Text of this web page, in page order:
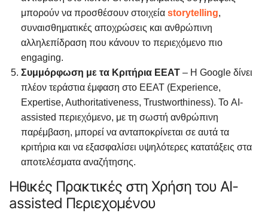
μπορούν να προσθέσουν στοιχεία storytelling,
συναισθηματικές αποχρώσεις και ανθρώπινη
αλληλεπίδραση που κάνουν το περιεχόμενο πιο
engaging.
Συμμόρφωση με τα Κριτήρια EEAT – Η Google δίνει
πλέον τεράστια έμφαση στο EEAT (Experience,
Expertise, Authoritativeness, Trustworthiness). Το AI-
assisted περιεχόμενο, με τη σωστή ανθρώπινη
παρέμβαση, μπορεί να ανταποκρίνεται σε αυτά τα
κριτήρια και να εξασφαλίσει υψηλότερες κατατάξεις στα
αποτελέσματα αναζήτησης.
Ηθικές Πρακτικές στη Χρήση του AI-
assisted Περιεχομένου